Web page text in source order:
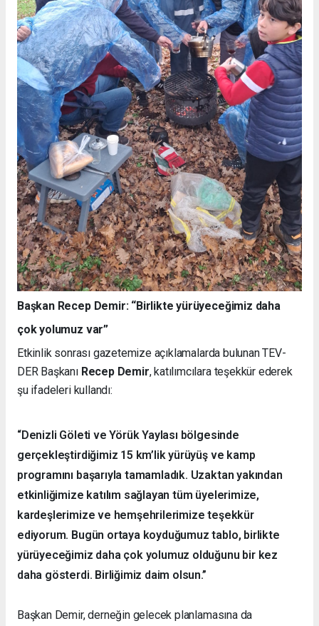
Başkan Recep Demir: “Birlikte yürüyeceğimiz daha
çok yolumuz var”
Etkinlik sonrası gazetemize açıklamalarda bulunan TEV-
DER Başkanı Recep Demir, katılımcılara teşekkür ederek
şu ifadeleri kullandı:
“Denizli Göleti ve Yörük Yaylası bölgesinde
gerçekleştirdiğimiz 15 km’lik yürüyüş ve kamp
programını başarıyla tamamladık. Uzaktan yakından
etkinliğimize katılım sağlayan tüm üyelerimize,
kardeşlerimize ve hemşehrilerimize teşekkür
ediyorum. Bugün ortaya koyduğumuz tablo, birlikte
yürüyeceğimiz daha çok yolumuz olduğunu bir kez
daha gösterdi. Birliğimiz daim olsun.”
Başkan Demir, derneğin gelecek planlamasına da